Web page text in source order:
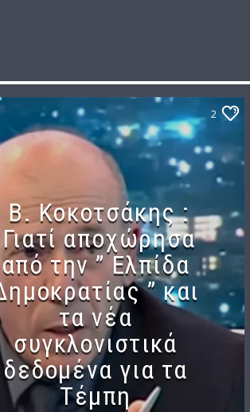
2
Β. Κοκοτσάκης :
Γιατί αποχώρησα
από την ” Ελπίδα
” και
τα νέα
συγκλονιστικά
δεδομένα για τα
Τέμπη